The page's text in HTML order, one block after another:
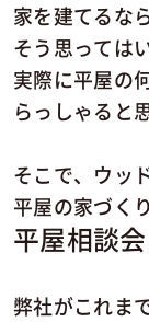
家を建てるな
そう思っては
実際に平屋の
らっしゃると
そこで、ウッ
平屋の家づく
平屋相談会
弊社がこれま